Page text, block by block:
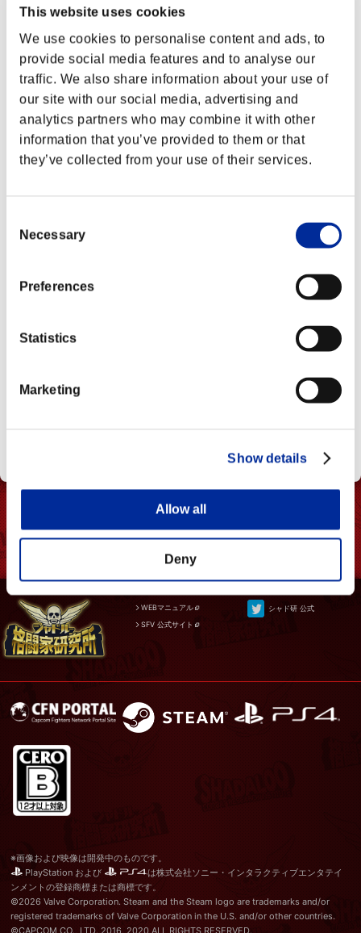
This website uses cookies
We use cookies to personalise content and ads, to
provide social media features and to analyse our
traffic. We also share information about your use of
our site with our social media, advertising and
analytics partners who may combine it with other
information that you’ve provided to them or that
they’ve collected from your use of their services.
Selection
Necessary
Preferences
Statistics
Marketing
Show details
Allow all
Deny
201812 Ver.
CHAMPION EDITION
CE202002 Ver.
CE202003 Ver.
CE202102 Ver.
【通常/VT1】
攻撃判定を内側に拡大しました
【通常/VT1】
覇山蹴
（VSⅡ）
①攻撃判定を前方に拡大しました
②地上判定になるタイミングを攻撃判定
発生1F前に変更しました
WEBマニュアル
SFV 公式サイト
シャド研 公式
※画像および映像は開発中のものです。
PlayStation および
は株式会社ソニー・インタラクティブエンタテイ
ンメントの登録商標または商標です。
©2026 Valve Corporation. Steam and the Steam logo are trademarks and/or
registered trademarks of Valve Corporation in the U.S. and/or other countries.